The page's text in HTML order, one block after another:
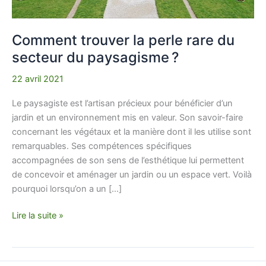
Comment trouver la perle rare du
secteur du paysagisme ?
22 avril 2021
Le paysagiste est l’artisan précieux pour bénéficier d’un
jardin et un environnement mis en valeur. Son savoir-faire
concernant les végétaux et la manière dont il les utilise sont
remarquables. Ses compétences spécifiques
accompagnées de son sens de l’esthétique lui permettent
de concevoir et aménager un jardin ou un espace vert. Voilà
pourquoi lorsqu’on a un […]
Lire la suite »